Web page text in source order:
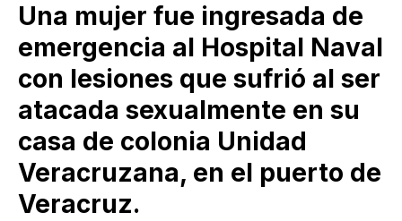
Una mujer fue ingresada de
emergencia al Hospital Naval
con lesiones que sufrió al ser
atacada sexualmente en su
casa de colonia Unidad
Veracruzana, en el puerto de
Veracruz.